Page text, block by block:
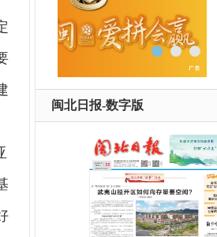
闽北日报-数字版